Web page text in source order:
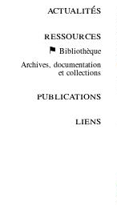
actualités
ressources
Bibliothèque
Archives, documentation
et collections
publications
liens